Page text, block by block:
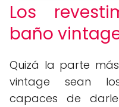
Los
baño
Quizá la parte
vintage sean
capaces de